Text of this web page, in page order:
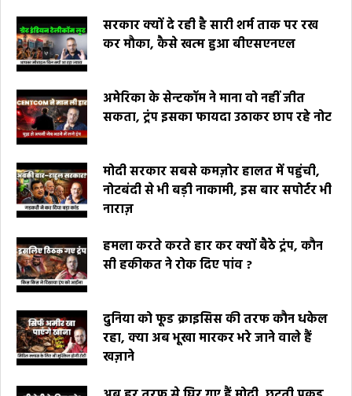
सरकार क्यों दे रही है सारी शर्म ताक पर रख
कर मौका, कैसे खत्म हुआ बीएसएनएल
अमेरिका के सेन्टकॉम ने माना वो नहीं जीत
सकता, ट्रंप इसका फायदा उठाकर छाप रहे नोट
मोदी सरकार सबसे कमज़ोर हालत में पहुंची,
नोटबंदी से भी बड़ी नाकामी, इस बार सपोर्टर भी
नाराज़
हमला करते करते हार कर क्यों बैठे ट्रंप, कौन
सी हकीकत ने रोक दिए पांव ?
दुनिया को फूड क्राइसिस की तरफ कौन धकेल
रहा, क्या अब भूखा मारकर भरे जाने वाले हैं
खज़ाने